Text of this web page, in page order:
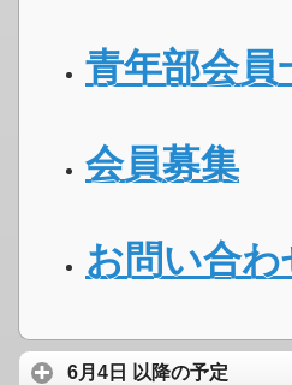
青年部会員
会員募集
お問い合わ
6月4日 以降の予定